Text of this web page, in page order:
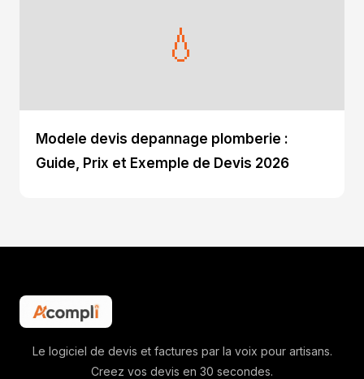
💧
Modele devis depannage plomberie :
Guide, Prix et Exemple de Devis 2026
Le logiciel de devis et factures par la voix pour artisans.
Creez vos devis en 30 secondes.